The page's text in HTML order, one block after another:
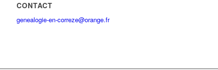
CONTACT
genealogie-en-correze@orange.fr